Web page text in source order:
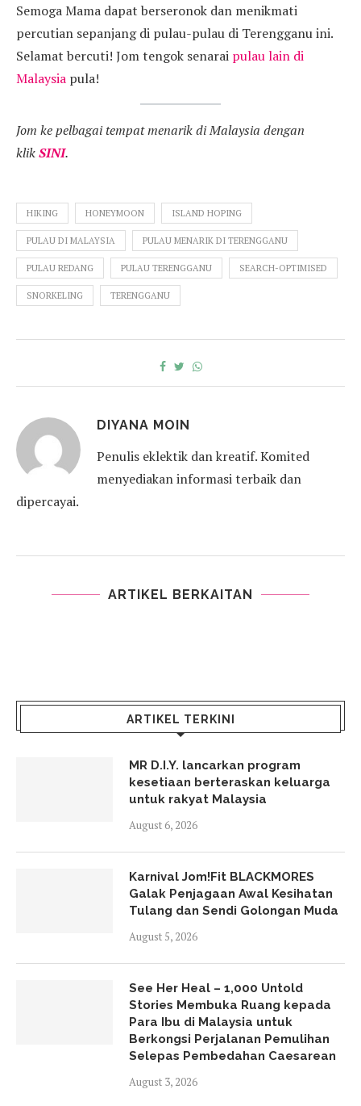
Semoga Mama dapat berseronok dan menikmati
percutian sepanjang di pulau-pulau di Terengganu ini.
Selamat bercuti! Jom tengok senarai pulau lain di
Malaysia pula!
Jom ke pelbagai tempat menarik di Malaysia dengan
klikSINI.
HIKING HONEYMOON ISLAND HOPING
PULAU DI MALAYSIA PULAU MENARIK DI TERENGGANU
PULAU REDANG PULAU TERENGGANU SEARCH-OPTIMISED
SNORKELING TERENGGANU
DIYANA MOIN
Penulis eklektik dan kreatif. Komited
menyediakan informasi terbaik dan
dipercayai.
ARTIKEL BERKAITAN
ARTIKEL TERKINI
MR D.I.Y. lancarkan program
kesetiaan berteraskan keluarga
untuk rakyat Malaysia
August 6, 2026
Karnival Jom!Fit BLACKMORES
Galak Penjagaan Awal Kesihatan
Tulang dan Sendi Golongan Muda
August 5, 2026
See Her Heal – 1,000 Untold
Stories Membuka Ruang kepada
Para Ibu di Malaysia untuk
Berkongsi Perjalanan Pemulihan
Selepas Pembedahan Caesarean
August 3, 2026